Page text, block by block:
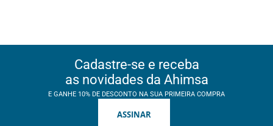
Cadastre-se e receba
as novidades da Ahimsa
E GANHE 10% DE DESCONTO NA SUA PRIMEIRA COMPRA
ASSINAR